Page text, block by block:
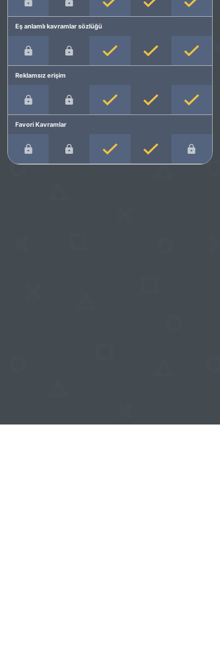
Eş anlamlı kavramlar sözlüğü
Reklamsız erişim
Favori Kavramlar